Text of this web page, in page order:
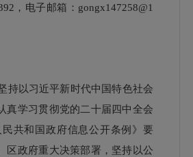
，电子邮箱：gongx147258@1
以习近平新时代中国特色社会
真学习贯彻党的二十届四中全会
共和国政府信息公开条例》要
区政府重大决策部署，坚持以公